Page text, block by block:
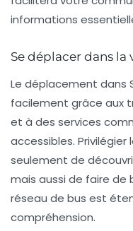
informations
Se déplacer dans la
Le déplacement dans
facilement grâce aux
et à des services
accessibles. Privilégier
seulement de
mais aussi de faire de
réseau de bus est
compréhension.